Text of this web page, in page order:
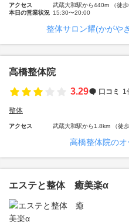
アクセス
武蔵大和駅から440m （徒歩
本日の営業状況 15:30〜20:00
整体サロン耀(かがや
高橋整体院
3.29
口コミ 1
整体
アクセス 武蔵大和駅から1.8km （徒歩
高橋整体院の
エステと整体 癒美楽α